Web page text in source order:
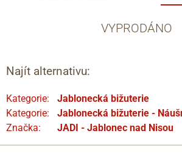
VYPRODÁNO
Najít alternativu:
Kategorie:
Jablonecká bižuterie
Kategorie:
Jablonecká bižuterie -
Značka:
JADI - Jablonec nad Nisou